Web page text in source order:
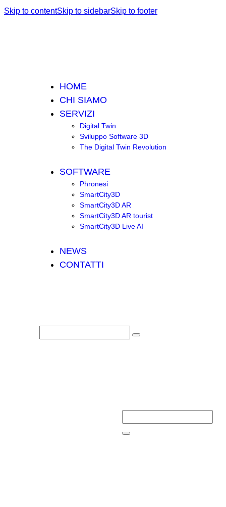
Skip to contentSkip to sidebarSkip to footer
HOME
CHI SIAMO
SERVIZI
Digital Twin
Sviluppo Software 3D
The Digital Twin Revolution
SOFTWARE
Phronesi
SmartCity3D
SmartCity3D AR
SmartCity3D AR tourist
SmartCity3D Live AI
NEWS
CONTATTI